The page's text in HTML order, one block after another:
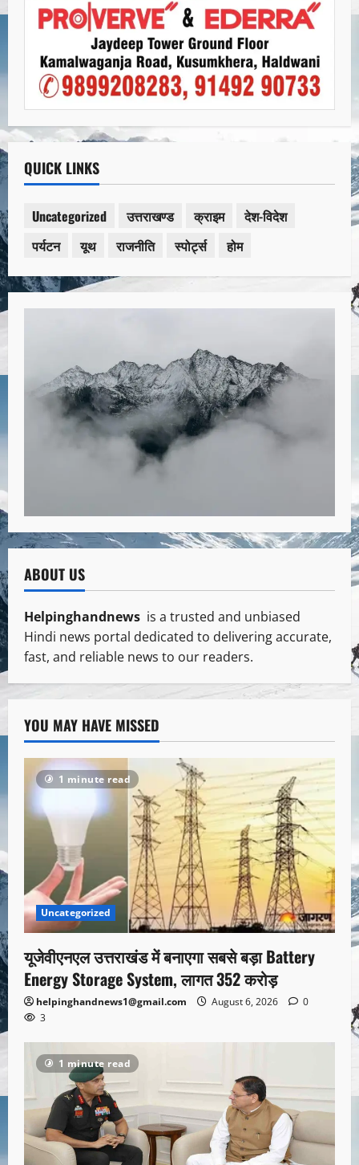
QUICK LINKS
Uncategorized उत्तराखण्ड क्राइम
देश-विदेश
पर्यटन
यूथ राजनीति स्पोर्ट्स होम
ABOUT US
Helpinghandnews is a trusted and unbiased
Hindi news portal dedicated to delivering accurate,
fast, and reliable news to our readers.
YOU MAY HAVE MISSED
1 minute read
Uncategorized
यूजेवीएनएल उत्तराखंड में बनाएगा सबसे बड़ा Battery
Energy Storage System, लागत 352 करोड़
helpinghandnews1@gmail.com August 6, 2026
0
3
1 minute read